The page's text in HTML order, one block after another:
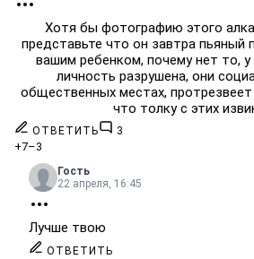
Хотя бы фотографию этого
представьте что он завтра пьяный
вашим ребенком, почему нет то,
личность разрушена, они
общественных местах,
что толку с этих
ОТВЕТИТЬ 3
+7–3
Гость
22 апреля, 16:45
Лучше твою
ОТВЕТИТЬ